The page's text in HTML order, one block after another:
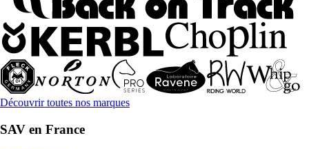
Découvrir toutes nos marques
SAV en France